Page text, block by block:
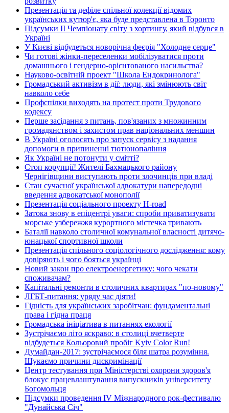
Презентація та дефіле спільної колекції відомих
українських кутюр'є, яка буде представлена в Торонто
Підсумки ІІ Чемпіонату світу з хортингу, який відбувся в
Україні
У Києві відбудеться новорічна феєрія "Холодне серце"
Чи готові жінки-переселенки мобілізуватися проти
домашнього і гендерно-орієнтованого насильства?
Науково-освітній проект "Школа Ендокринолога"
Громадський активізм в дії: люди, які змінюють світ
навколо себе
Профспілки виходять на протест проти Трудового
кодексу
Перше засідання з питань, пов'язаних з множинним
громадянством і захистом прав національних меншин
В Україні оголосять про запуск сервісу з надання
допомоги в припиненні тютюнопаління
Як Україні не потонути у смітті?
Стоп корупції! Жителі Бахмацького району
Чернігівщини виступають проти злочинців при владі
Стан сучасної української адвокатури напередодні
введення адвокатської монополії
Презентація соціального проекту H-road
Затока знову в епіцентрі уваги: спроби приватизувати
морське узбережжя курортного містечка тривають
Баталії навколо столичної комунальної власності дитячо-
юнацької спортивної школи
Презентація спільного соціологічного дослідження: кому
довіряють і чого бояться українці
Новий закон про електроенергетику: чого чекати
споживачам?
Капітальні ремонти в столичних квартирах "по-новому"
ЛГБТ-питання: уряду час діяти!
Гідність для українських заробітчан: фундаментальні
права і гідна праця
Громадська ініціатива в питаннях екології
Зустрічаємо літо яскраво: в столиці вчетверте
відбудеться Кольоровий пробіг Kyiv Color Run!
Думайдан-2017: зустрічаємося біля шатра розуміння.
Шукаємо причини дискримінації
Центр тестування при Міністерстві охорони здоров'я
блокує працевлаштування випускників університету
Богомольця
Підсумки проведення IV Міжнародного рок-фестивалю
"Дунайська Січ"